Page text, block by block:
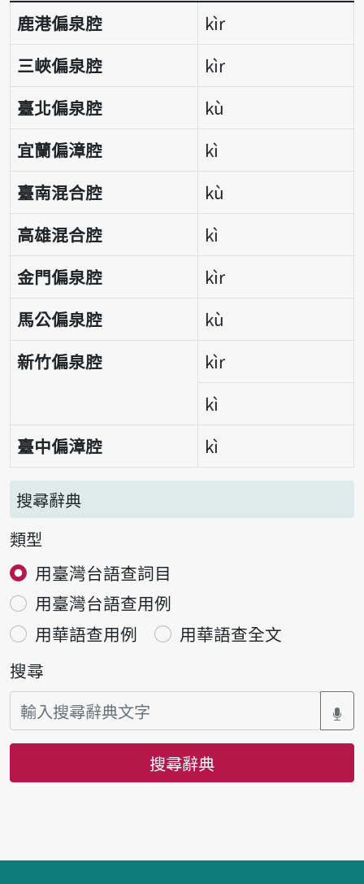
語音差異表
鹿港偏泉腔
kìr
三峽偏泉腔
kìr
臺北偏泉腔
kù
宜蘭偏漳腔
kì
臺南混合腔
kù
高雄混合腔
kì
金門偏泉腔
kìr
馬公偏泉腔
kù
新竹偏泉腔
kìr
kì
臺中偏漳腔
kì
搜尋辭典
類型
用臺灣台語查詞目
用臺灣台語查用例
用華語查用例
用華語查全文
搜尋
搜尋辭典